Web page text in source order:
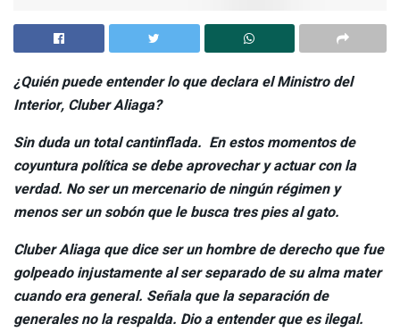
¿Quién puede entender lo que declara el Ministro del
Interior, Cluber Aliaga?
Sin duda un total cantinflada. En estos momentos de
coyuntura política se debe aprovechar y actuar con la
verdad. No ser un mercenario de ningún régimen y
menos ser un sobón que le busca tres pies al gato.
Cluber Aliaga que dice ser un hombre de derecho que fue
golpeado injustamente al ser separado de su alma mater
cuando era general. Señala que la separación de
generales no la respalda. Dio a entender que es ilegal.